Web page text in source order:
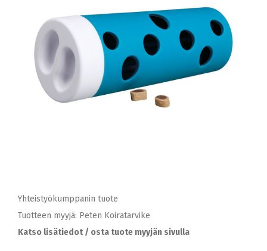
Yhteistyökumppanin tuote
Tuotteen myyjä: Peten Koiratarvike
Katso lisätiedot / osta tuote myyjän sivulla